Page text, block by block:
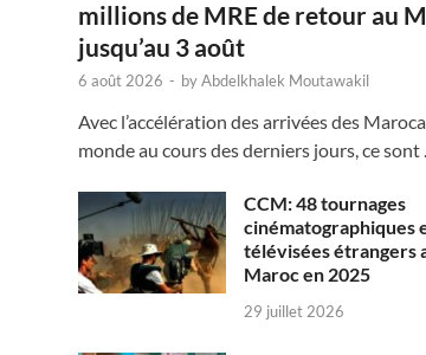
millions de MRE de retour au
jusqu’au 3 août
6 août 2026 - byAbdelkhalek Moutawakil
Avec l’accélération des arrivées des
monde au cours des derniers jours, ce sont …
CCM: 48 tournages
cinématographiques
télévisées étrangers
Maroc en 2025
29 juillet 2026